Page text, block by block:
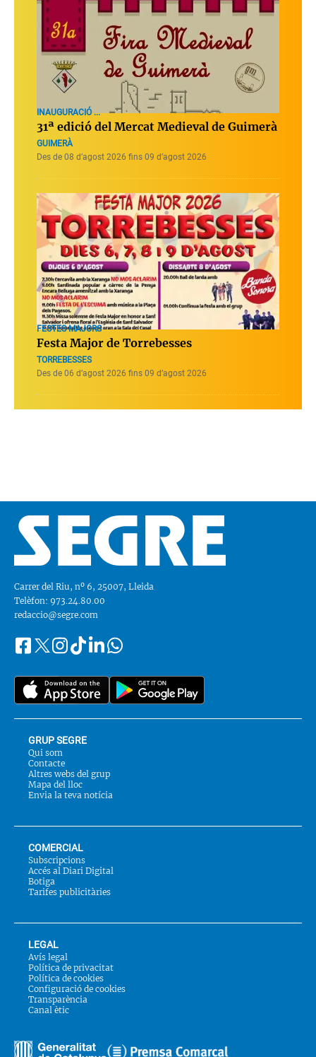
INAUGURACIÓ ...
31ª edició del Mercat Medieval de Guimerà
GUIMERÀ
Des de 08 d’agost 2026 fins 09 d’agost 2026
FESTES MAJORS
Festa Major de Torrebesses
TORREBESSES
Des de 06 d’agost 2026 fins 09 d’agost 2026
Carrer del Riu, nº 6, 25007, Lleida
Telèfon: 973.24.80.00
redaccio@segre.com
Segueix-
a::
FacebookInstagram
TiktokLinkedinWhatsapp
GRUP SEGRE
Qui som
Contacte
Altres webs del grup
Mapa del lloc
Envia la teva notícia
COMERCIAL
Subscripcions
Accés al Diari Digital
Botiga
Tarifes publicitàries
LEGAL
Avís legal
Política de privacitat
Política de cookies
Configuració de cookies
Transparència
Canal ètic